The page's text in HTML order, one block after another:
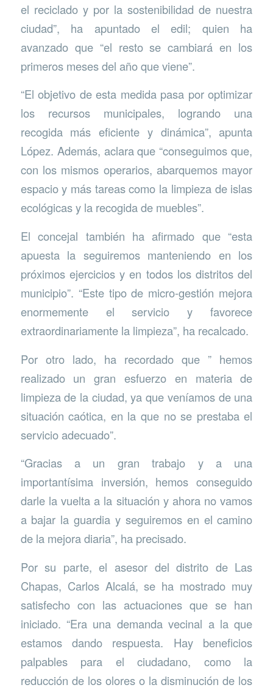
el reciclado y por la sostenibilidad de nuestra
ciudad”, ha apuntado el edil; quien ha
avanzado que “el resto se cambiará en los
primeros meses del año que viene”.
“El objetivo de esta medida pasa por optimizar
los recursos municipales, logrando una
recogida más eficiente y dinámica”, apunta
López. Además, aclara que “conseguimos que,
con los mismos operarios, abarquemos mayor
espacio y más tareas como la limpieza de islas
ecológicas y la recogida de muebles”.
El concejal también ha afirmado que “esta
apuesta la seguiremos manteniendo en los
próximos ejercicios y en todos los distritos del
municipio”. “Este tipo de micro-gestión mejora
enormemente el servicio y favorece
extraordinariamente la limpieza”, ha recalcado.
Por otro lado, ha recordado que ” hemos
realizado un gran esfuerzo en materia de
limpieza de la ciudad, ya que veníamos de una
situación caótica, en la que no se prestaba el
servicio adecuado”.
“Gracias a un gran trabajo y a una
importantísima inversión, hemos conseguido
darle la vuelta a la situación y ahora no vamos
a bajar la guardia y seguiremos en el camino
de la mejora diaria”, ha precisado.
Por su parte, el asesor del distrito de Las
Chapas, Carlos Alcalá, se ha mostrado muy
satisfecho con las actuaciones que se han
iniciado. “Era una demanda vecinal a la que
estamos dando respuesta. Hay beneficios
palpables para el ciudadano, como la
reducción de los olores o la disminución de los